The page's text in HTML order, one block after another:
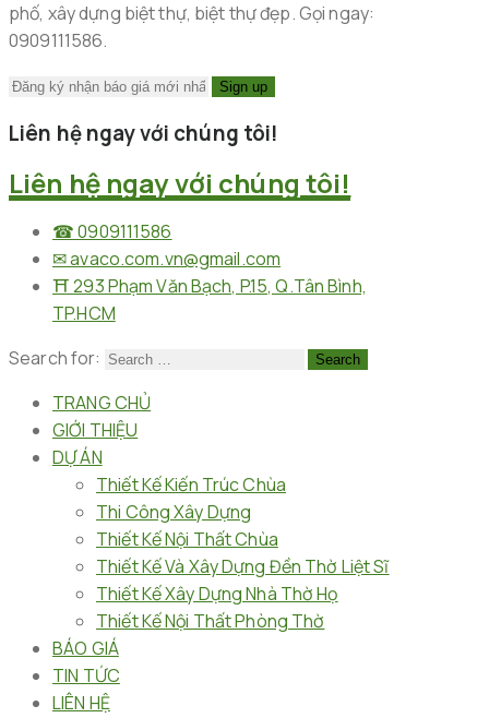
phố, xây dựng biệt thự, biệt thự đẹp. Gọi ngay:
0909111586.
Liên hệ ngay với chúng tôi!
Liên hệ ngay với chúng tôi!
☎︎ 0909111586
✉︎ avaco.com.vn@gmail.com
⛩︎ 293 Phạm Văn Bạch, P.15, Q.Tân Bình,
TP.HCM
Search for:
TRANG CHỦ
GIỚI THIỆU
DỰ ÁN
Thiết Kế Kiến Trúc Chùa
Thi Công Xây Dựng
Thiết Kế Nội Thất Chùa
Thiết Kế Và Xây Dựng Đền Thờ Liệt Sĩ
Thiết Kế Xây Dựng Nhà Thờ Họ
Thiết Kế Nội Thất Phòng Thờ
BÁO GIÁ
TIN TỨC
LIÊN HỆ